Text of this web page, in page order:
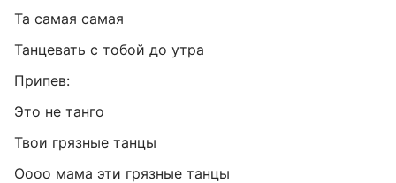
Та самая самая
Танцевать с тобой до утра
Припев:
Это не танго
Твои грязные танцы
Оооо мама эти грязные танцы